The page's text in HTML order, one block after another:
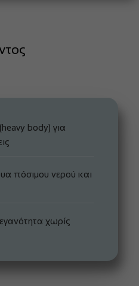
body) για
πόσιμου νερού και
χωρίς